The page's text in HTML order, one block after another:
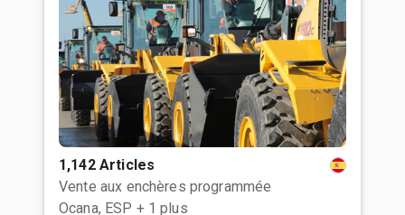
1,142 Articles
Vente aux enchères programmée
Ocana, ESP + 1 plus